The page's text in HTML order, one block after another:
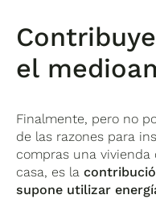
el
Finalmente, pero no
de las razones para
compras una
casa, es la
supone utilizar